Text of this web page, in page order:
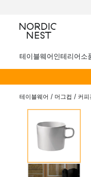
테이블웨어인테리어소
테이블웨어 / 머그컵 / 커피